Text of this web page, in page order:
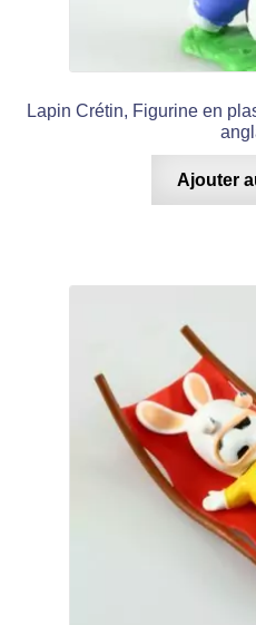
Lapin Crétin, Figurine en
Ajouter